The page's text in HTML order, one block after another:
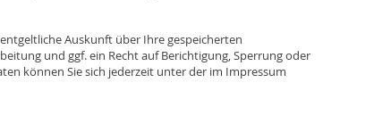
Auskunft über Ihre gespeicherten
und ggf. ein Recht auf Berichtigung, Sperrung oder
können Sie sich jederzeit unter der im Impressum